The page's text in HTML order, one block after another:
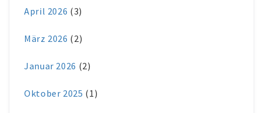
April 2026 (3)
März 2026 (2)
Januar 2026 (2)
Oktober 2025 (1)